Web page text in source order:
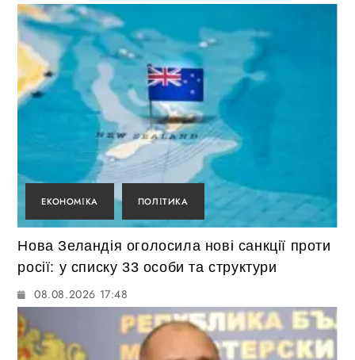
ЕКОНОМІКА ПОЛІТИКА
Нова Зеландія оголосила нові санкції проти
росії: у списку 33 особи та структури
08.08.2026 17:48